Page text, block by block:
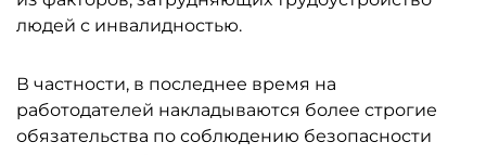
людей с инвалидностью.
В частности, в последнее время на
работодателей накладываются более строгие
обязательства по соблюдению безопасности